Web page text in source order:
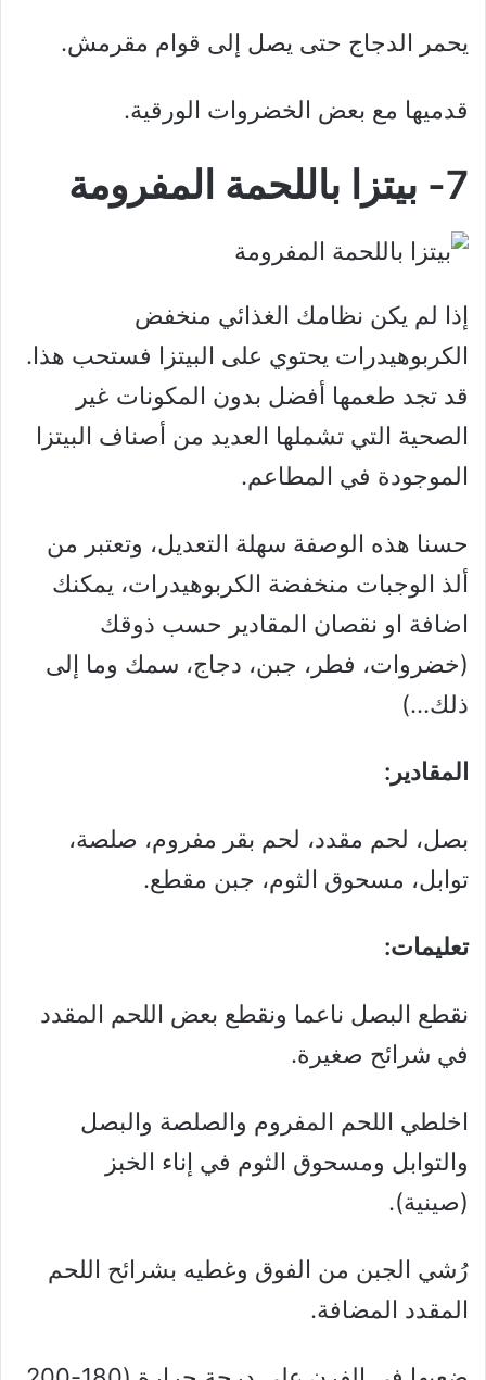
يحمر الدجاج حتى يصل إلى قوام مقرمش.
قدميها مع بعض الخضروات الورقية.
7- بيتزا باللحمة المفرومة
إذا لم يكن نظامك الغذائي منخفض
الكربوهيدرات يحتوي على البيتزا فستحب هذا.
قد تجد طعمها أفضل بدون المكونات غير
الصحية التي تشملها العديد من أصناف البيتزا
الموجودة في المطاعم.
حسنا هذه الوصفة سهلة التعديل، وتعتبر من
ألذ الوجبات منخفضة الكربوهيدرات، يمكنك
اضافة او نقصان المقادير حسب ذوقك
(خضروات، فطر، جبن، دجاج، سمك وما إلى
ذلك…)
المقادير:
بصل، لحم مقدد، لحم بقر مفروم، صلصة،
توابل، مسحوق الثوم، جبن مقطع.
تعليمات:
نقطع البصل ناعما ونقطع بعض اللحم المقدد
في شرائح صغيرة.
اخلطي اللحم المفروم والصلصة والبصل
والتوابل ومسحوق الثوم في إناء الخبز
(صينية).
رُشي الجبن من الفوق وغطيه بشرائح اللحم
المقدد المضافة.